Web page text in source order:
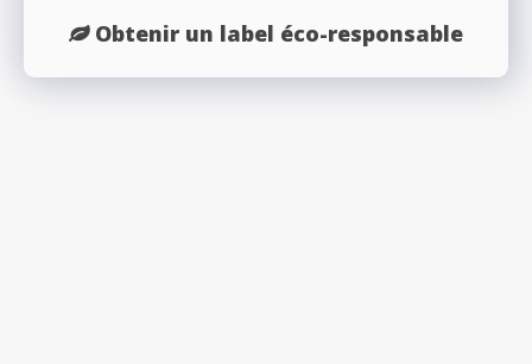
Obtenir un label éco-responsable